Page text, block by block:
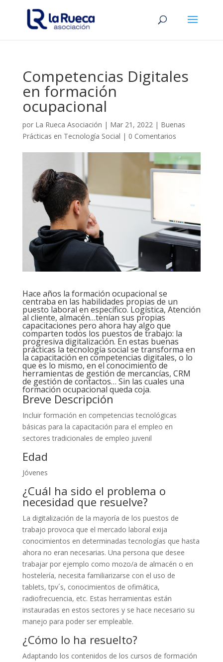
Competencias Digitales
en formación
ocupacional
por La Rueca Asociación | Mar 21, 2022| Buenas
Prácticas en Tecnología Social | 0 Comentarios
Hace años la formación ocupacional se
centraba en las habilidades propias de un
puesto laboral en específico. Logística, Atención
al cliente, almacén…tenían sus propias
capacitaciones pero ahora hay algo que
comparten todos los puestos de trabajo: la
progresiva digitalización. En estas buenas
prácticas la tecnología social se transforma en
la capacitación en competencias digitales, o lo
que es lo mismo, en el conocimiento de
herramientas de gestión de mercancías, CRM
de gestión de contactos… Sin las cuales una
formación ocupacional queda coja.
Breve Descripción
Incluir formación en competencias tecnológicas
básicas para la capacitación para el empleo en
sectores tradicionales de empleo juvenil
Edad
Jóvenes
¿Cuál ha sido el problema o
necesidad que resuelve?
La digitalización de la mayoría de los puestos de
trabajo provoca que el mercado laboral exija
conocimientos en determinadas tecnologías que hasta
ahora no eran necesarias. Una persona que desee
trabajar por ejemplo como mozo/a de almacén o en
hostelería, necesita familiarizarse con el uso de
tablets, tpv´s, conocimientos de ofimática,
radiofrecuencia, etc. Estas herramientas están
instauradas en estos sectores y se hace necesario su
manejo para poder ser empleable.
¿Cómo lo ha resuelto?
Adaptando los contenidos de los cursos de formación